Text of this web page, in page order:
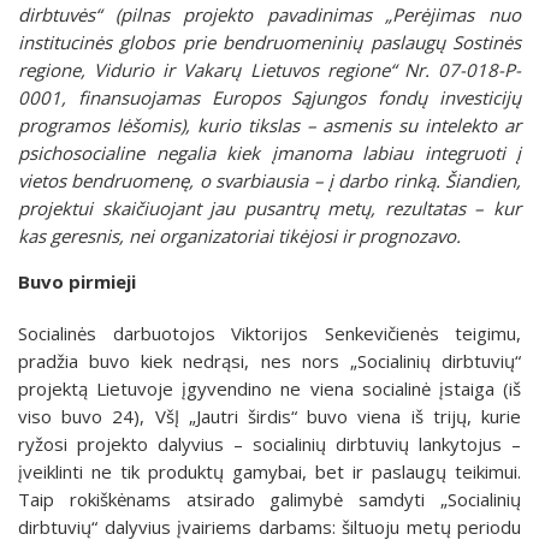
dirbtuvės“ (pilnas projekto pavadinimas „Perėjimas nuo
institucinės globos prie bendruomeninių paslaugų Sostinės
regione, Vidurio ir Vakarų Lietuvos regione“ Nr. 07-018-P-
0001, finansuojamas Europos Sąjungos fondų investicijų
programos lėšomis), kurio tikslas – asmenis su intelekto ar
psichosocialine negalia kiek įmanoma labiau integruoti į
vietos bendruomenę, o svarbiausia – į darbo rinką. Šiandien,
projektui skaičiuojant jau pusantrų metų, rezultatas – kur
kas geresnis, nei organizatoriai tikėjosi ir prognozavo.
Buvo pirmieji
Socialinės darbuotojos Viktorijos Senkevičienės teigimu,
pradžia buvo kiek nedrąsi, nes nors „Socialinių dirbtuvių“
projektą Lietuvoje įgyvendino ne viena socialinė įstaiga (iš
viso buvo 24), VšĮ „Jautri širdis“ buvo viena iš trijų, kurie
ryžosi projekto dalyvius – socialinių dirbtuvių lankytojus –
įveiklinti ne tik produktų gamybai, bet ir paslaugų teikimui.
Taip rokiškėnams atsirado galimybė samdyti „Socialinių
dirbtuvių“ dalyvius įvairiems darbams: šiltuoju metų periodu